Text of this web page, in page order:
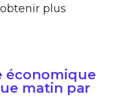
plus
économique
matin par